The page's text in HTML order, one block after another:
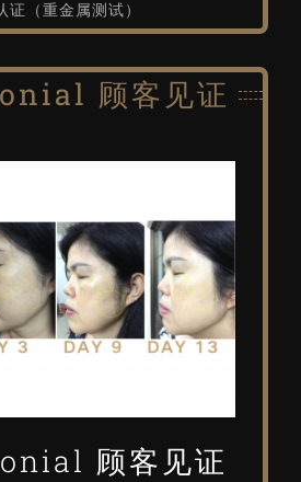
证（重金属测试）
顾客见证
顾客见证
顾客见证
顾客见证
顾客见证
顾客见证
顾客见证
顾客见证
顾客见证